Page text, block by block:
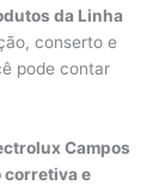
da Linha
conserto e
pode contar
Campos
corretiva e